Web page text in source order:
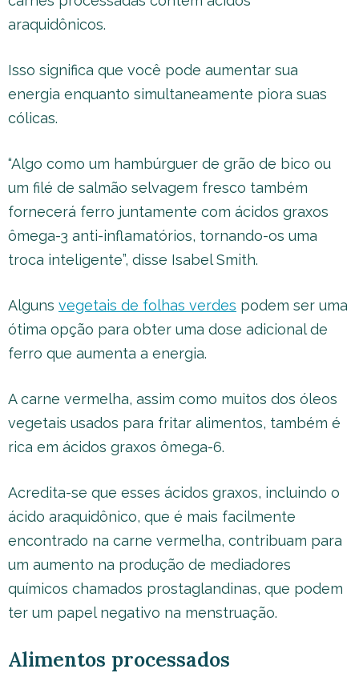
araquidônicos.
Isso significa que você pode aumentar sua
energia enquanto simultaneamente piora suas
cólicas.
“Algo como um hambúrguer de grão de bico ou
um filé de salmão selvagem fresco também
fornecerá ferro juntamente com ácidos graxos
ômega-3 anti-inflamatórios, tornando-os uma
troca inteligente”, disse Isabel Smith.
Alguns vegetais de folhas verdes podem ser uma
ótima opção para obter uma dose adicional de
ferro que aumenta a energia.
A carne vermelha, assim como muitos dos óleos
vegetais usados para fritar alimentos, também é
rica em ácidos graxos ômega-6.
Acredita-se que esses ácidos graxos, incluindo o
ácido araquidônico, que é mais facilmente
encontrado na carne vermelha, contribuam para
um aumento na produção de mediadores
químicos chamados prostaglandinas, que podem
ter um papel negativo na menstruação.
Alimentos processados